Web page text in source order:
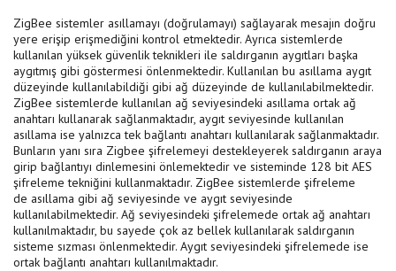
ZigBee sistemler asıllamayı (doğrulamayı) sağlayarak mesajın doğru
yere erişip erişmediğini kontrol etmektedir. Ayrıca sistemlerde
kullanılan yüksek güvenlik teknikleri ile saldırganın aygıtları başka
aygıtmış gibi göstermesi önlenmektedir. Kullanılan bu asıllama aygıt
düzeyinde kullanılabildiği gibi ağ düzeyinde de kullanılabilmektedir.
ZigBee sistemlerde kullanılan ağ seviyesindeki asıllama ortak ağ
anahtarı kullanarak sağlanmaktadır, aygıt seviyesinde kullanılan
asıllama ise yalnızca tek bağlantı anahtarı kullanılarak sağlanmaktadır.
Bunların yanı sıra Zigbee şifrelemeyi destekleyerek saldırganın araya
girip bağlantıyı dinlemesini önlemektedir ve sisteminde 128 bit AES
şifreleme tekniğini kullanmaktadır. ZigBee sistemlerde şifreleme
de asıllama gibi ağ seviyesinde ve aygıt seviyesinde
kullanılabilmektedir. Ağ seviyesindeki şifrelemede ortak ağ anahtarı
kullanılmaktadır, bu sayede çok az bellek kullanılarak saldırganın
sisteme sızması önlenmektedir. Aygıt seviyesindeki şifrelemede ise
ortak bağlantı anahtarı kullanılmaktadır.